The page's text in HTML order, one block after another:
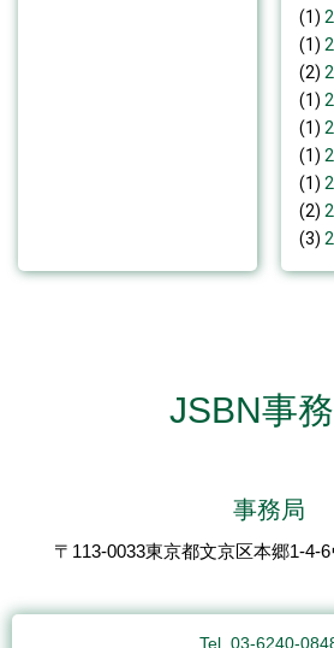
(1)
(1)
(2)
(1)
(1)
(1)
(1)
(2)
(3)
JSBN事
事務局
〒113-0033東京都文京区本郷1-4-
Tel 03-6240-